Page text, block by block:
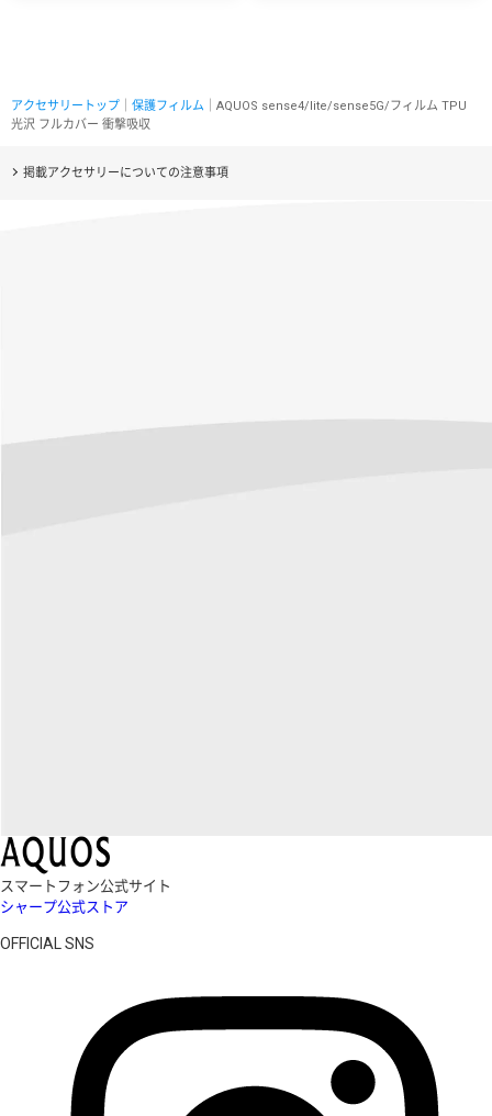
アクセサリートップ 保護フィルム ｜AQUOS sense4/lite/sense5G/フィルム TPU
光沢 フルカバー 衝撃吸収
掲載アクセサリーについての注意事項
スマートフォン公式サイト
シャープ公式ストア
OFFICIAL SNS